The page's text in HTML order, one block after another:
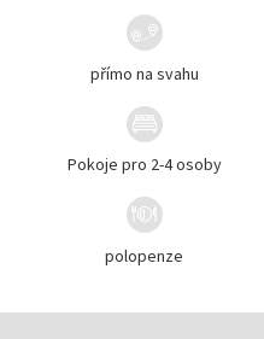
přímo na svahu
Pokoje pro 2-4 osoby
polopenze